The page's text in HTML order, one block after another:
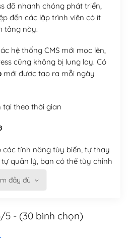
đã nhanh chóng phát triển,
đến các lập trình viên có ít
tảng này.
hệ thống CMS mới mọc lên,
cũng không bị lung lay. Có
mới được tạo ra mỗi ngày
tại theo thời gian
tính năng tùy biến, tự thay
quản lý, bạn có thể tùy chỉnh
đầy đủ
5 - (30 bình chọn)